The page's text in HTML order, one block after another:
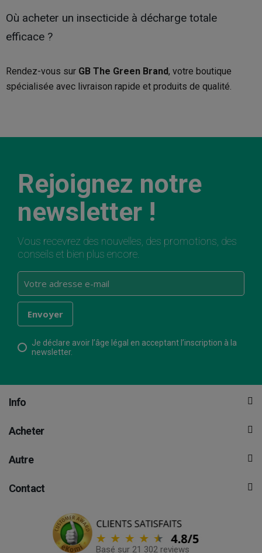
Où acheter un insecticide à décharge totale
efficace ?
Rendez-vous sur GB The Green Brand, votre boutique
spécialisée avec livraison rapide et produits de qualité.
Rejoignez notre
newsletter !
Vous recevrez des nouvelles, des promotions, des
conseils et bien plus encore.
Je déclare avoir l’âge légal en acceptant l’inscription à la
newsletter.
Info
Acheter
Autre
Contact
Basé sur 21 302 reviews